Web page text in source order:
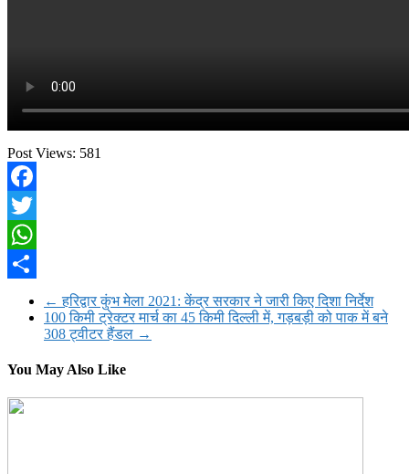
Post Views: 581
Facebook
Twitter
WhatsApp
← हरिद्वार कुंभ मेला 2021: केंद्र सरकार ने जारी किए दिशा निर्देश
100 किमी ट्रेक्टर मार्च का 45 किमी दिल्ली में, गड़बड़ी को पाक में बने
308 ट्वीटर हैंडल →
You May Also Like